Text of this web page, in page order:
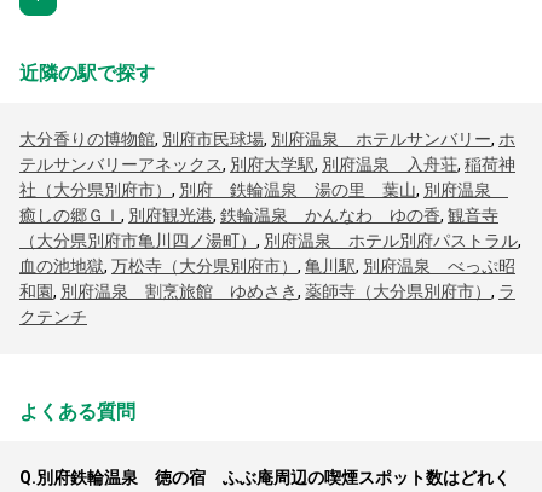
近隣の駅で探す
大分香りの博物館, 別府市民球場, 別府温泉 ホテルサンバリー, ホ
テルサンバリーアネックス, 別府大学駅, 別府温泉 入舟荘, 稲荷神
社（大分県別府市） , 別府 鉄輪温泉 湯の里 葉山, 別府温泉
癒しの郷ＧＩ , 別府観光港, 鉄輪温泉 かんなわ ゆの香, 観音寺
（大分県別府市亀川四ノ湯町） , 別府温泉 ホテル別府パストラル,
血の池地獄, 万松寺（大分県別府市） , 亀川駅, 別府温泉 べっぷ昭
和園, 別府温泉 割烹旅館 ゆめさき, 薬師寺（大分県別府市） , ラ
クテンチ
よくある質問
Q.別府鉄輪温泉 徳の宿 ふぶ庵周辺の喫煙スポット数はどれく